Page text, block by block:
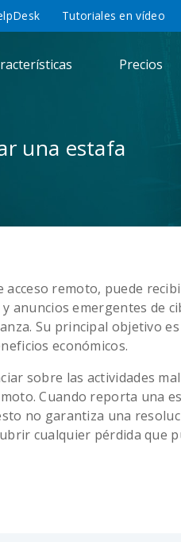
Tutoriales en vídeo
Precios
una estafa
remoto, puede
anuncios emergentes de
Su principal objetivo
económicos.
sobre las actividades
Cuando reporta una
no garantiza una
cualquier pérdida que